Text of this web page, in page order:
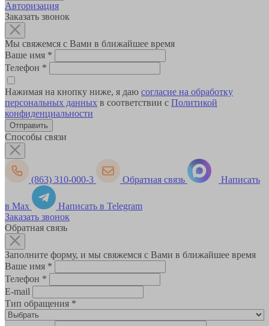
Авторизация
Заказать звонок
Мы свяжемся с Вами в ближайшее время
Ваше имя *
Телефон *
Нажимая на кнопку ниже, я даю согласие на обработку
персональных данных в соответствии с Политикой
конфиденциальности
Способы связи
(863) 310-000-3 Обратная связь Написать
в Max
Написать в Telegram
Заказать звонок
Обратная связь
Заполните форму, и мы свяжемся с Вами в ближайшее время
Ваше имя *
Телефон *
E-mail
Тип обращения *